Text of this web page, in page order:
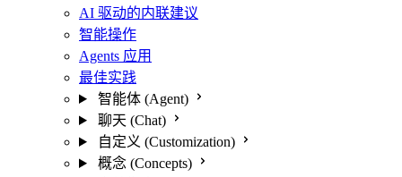
AI 驱动的内联建议
智能操作
Agents 应用
最佳实践
智能体 (Agent)
聊天 (Chat)
自定义 (Customization)
概念 (Concepts)